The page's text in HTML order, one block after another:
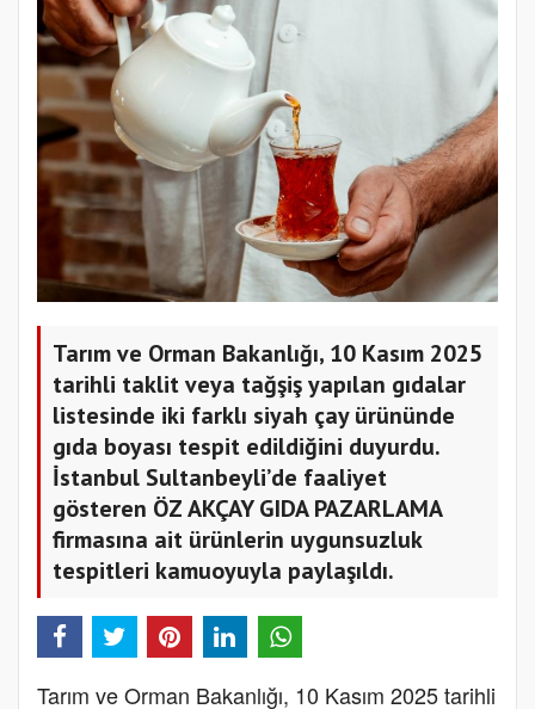
Tarım ve Orman Bakanlığı, 10 Kasım 2025
tarihli taklit veya tağşiş yapılan gıdalar
listesinde iki farklı siyah çay ürününde
gıda boyası tespit edildiğini duyurdu.
İstanbul Sultanbeyli’de faaliyet
gösteren ÖZ AKÇAY GIDA PAZARLAMA
firmasına ait ürünlerin uygunsuzluk
tespitleri kamuoyuyla paylaşıldı.
Tarım ve Orman Bakanlığı, 10 Kasım 2025 tarihli